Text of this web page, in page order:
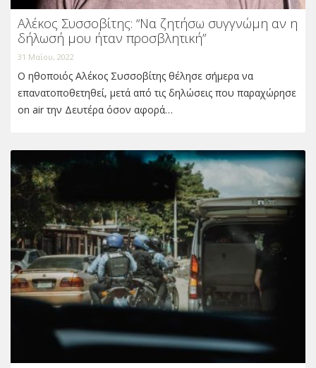
Αλέκος Συσσοβίτης: “Να ζητήσω συγγνώμη αν η
δήλωσή μου ήταν προσβλητική”
31 Μαΐου, 2022
O ηθοποιός Αλέκος Συσσοβίτης θέλησε σήμερα να
επανατοποθετηθεί, μετά από τις δηλώσεις που παραχώρησε
on air την Δευτέρα όσον αφορά…